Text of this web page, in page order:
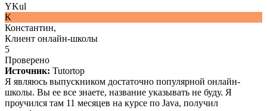
YKul
К
Константин,
Клиент онлайн-школы
5
Проверено
Источник: Tutortop
Я являюсь выпускником достаточно популярной онлайн-
школы. Вы ее все знаете, название указывать не буду. Я
проучился там 11 месяцев на курсе по Java, получил